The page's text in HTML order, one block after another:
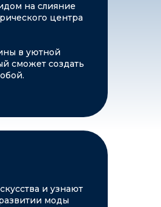
на слияние
центра
в уютной
сможет создать
и узнают
моды